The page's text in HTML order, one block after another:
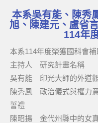
本系吳有能、陳秀
旭、陳建元、盧省
114年
本系114年度榮獲國科會
主持人 研究計畫名稱
吳有能 印光大師的外道
陳秀鳳 政治儀式與權力
誓禮
陳昭揚 金代州縣中的女